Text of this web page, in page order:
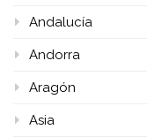
Andalucía
Andorra
Aragón
Asia